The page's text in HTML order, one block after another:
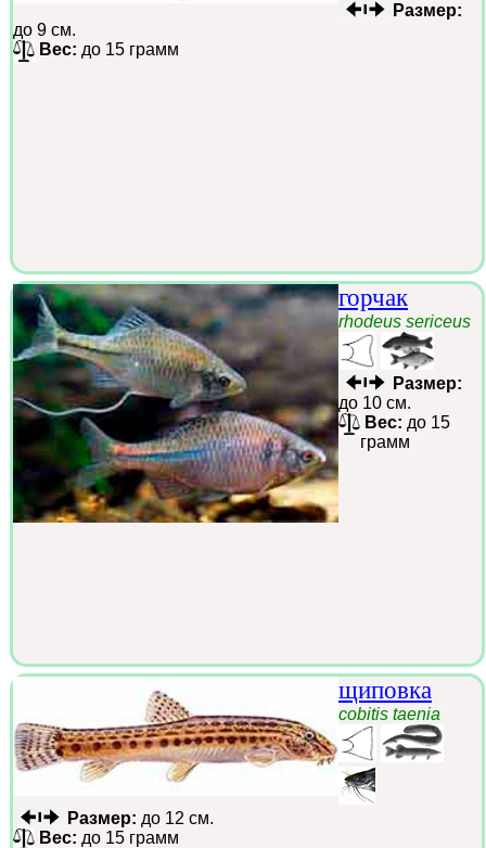
Размер:
до 9 см.
Вес: до 15 грамм
горчак
rhodeus sericeus
Размер:
до 10 см.
Вес: до 15
грамм
щиповка
cobitis taenia
Размер: до 12 см.
Вес: до 15 грамм